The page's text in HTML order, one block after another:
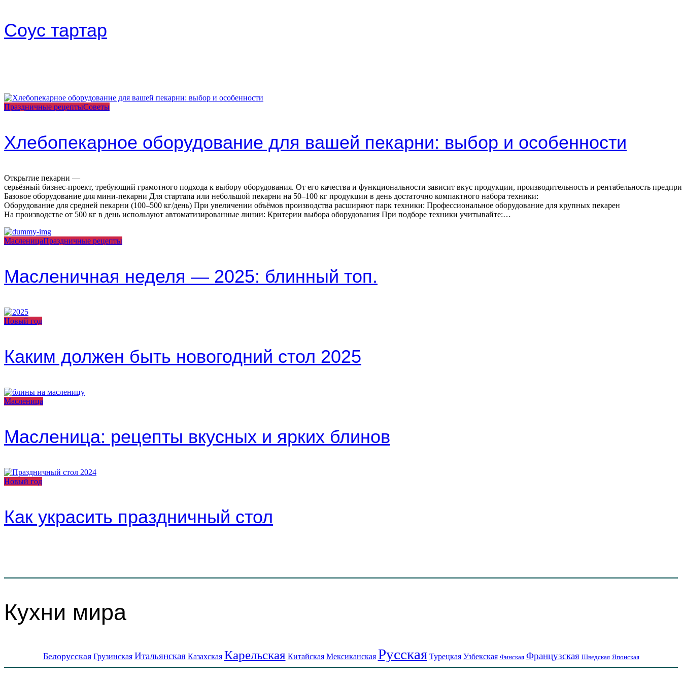
Соус тартар
Праздничные рецептыСоветы
Хлебопекарное оборудование для вашей пекарни: выбор и особенности
Открытие пекарни —
серьёзный бизнес‑проект, требующий грамотного подхода к выбору оборудования. От его качества и функциональности зависит вкус продукции, производительность и рентабельность
Базовое оборудование для мини‑пекарни Для стартапа или небольшой пекарни на 50–100 кг продукции в день достаточно компактного набора техники:
Оборудование для средней пекарни (100–500 кг/день) При увеличении объёмов производства расширяют парк техники: Профессиональное оборудование для крупных пекарен
На производстве от 500 кг в день используют автоматизированные линии: Критерии выбора оборудования При подборе техники учитывайте:…
МасленицаПраздничные рецепты
Масленичная неделя — 2025: блинный топ.
Новый год
Каким должен быть новогодний стол 2025
Масленица
Масленица: рецепты вкусных и ярких блинов
Новый год
Как украсить праздничный стол
Кухни мира
Белорусская Грузинская Итальянская Казахская Карельская Китайская Мексиканская Русская Турецкая Узбекская Финская Французская Шведская Японская